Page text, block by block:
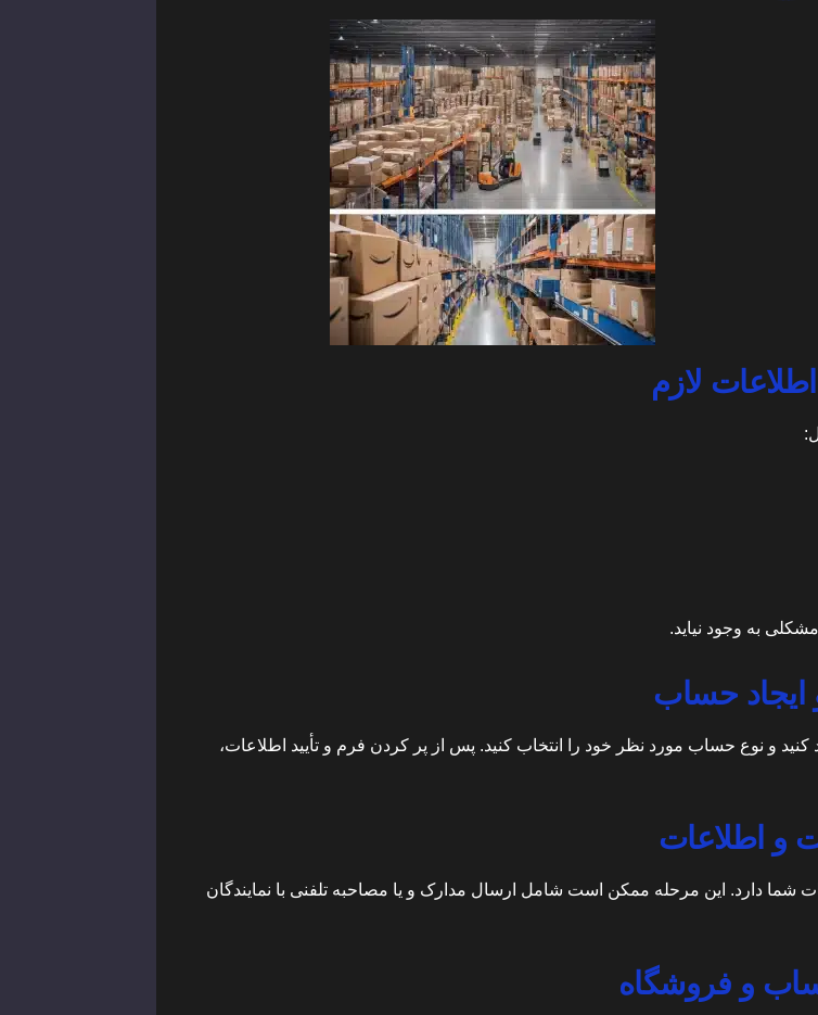
به وجود نیاید.
و نوع حساب مورد نظر خود را انتخاب کنید. پس از پر کردن فرم و تأیید اطلاعات،
شما دارد. این مرحله ممکن است شامل ارسال مدارک و یا مصاحبه تلفنی با نمایندگان